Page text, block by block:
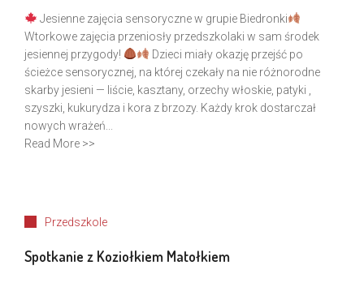
Jesienne zajęcia sensoryczne w grupie Biedronki
Wtorkowe zajęcia przeniosły przedszkolaki w sam środek
jesiennej przygody!
Dzieci miały okazję przejść po
ścieżce sensorycznej, na której czekały na nie różnorodne
skarby jesieni — liście, kasztany, orzechy włoskie, patyki ,
szyszki, kukurydza i kora z brzozy. Każdy krok dostarczał
nowych wrażeń...
Read More >>
Przedszkole
Spotkanie z Koziołkiem Matołkiem